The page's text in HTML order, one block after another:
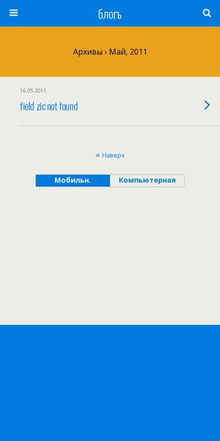
блогъ
Архивы › Май, 2011
16.05.2011
field zic not found
Наверх
Мобильн. Компьютерная